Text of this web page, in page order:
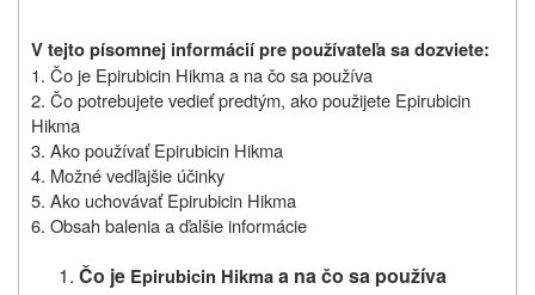
V tejto písomnej informácií pre používateľa sa dozviete:
1. Čo je Epirubicin Hikma a na čo sa používa
2. Čo potrebujete vedieť predtým, ako použijete Epirubicin
Hikma
3. Ako používať Epirubicin Hikma
4. Možné vedľajšie účinky
5. Ako uchovávať Epirubicin Hikma
6. Obsah balenia a ďalšie informácie
Čo je Epirubicin Hikmaa načo sa používa